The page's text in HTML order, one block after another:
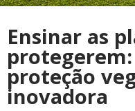
Ensinar as
proteção
inovadora